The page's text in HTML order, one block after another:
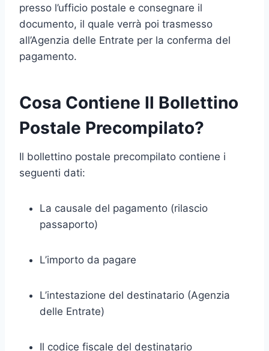
presso l’ufficio postale e consegnare il
documento, il quale verrà poi trasmesso
all’Agenzia delle Entrate per la conferma del
pagamento.
Cosa Contiene Il Bollettino
Postale Precompilato?
Il bollettino postale precompilato contiene i
seguenti dati:
La causale del pagamento (rilascio
passaporto)
L’importo da pagare
L’intestazione del destinatario (Agenzia
delle Entrate)
Il codice fiscale del destinatario